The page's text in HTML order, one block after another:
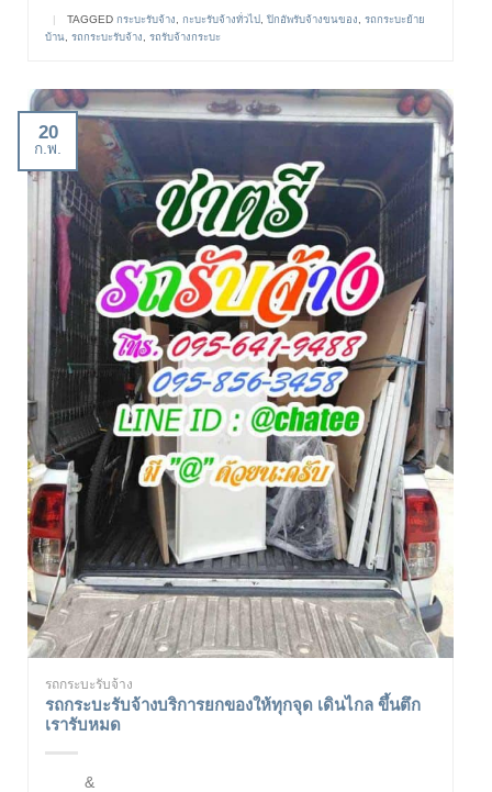
| TAGGED กระบะรับจ้าง, กะบะรับจ้างทั่วไป, ปิกอัพรับจ้างขนของ, รถกระบะย้าย
บ้าน, รถกระบะรับจ้าง, รถรับจ้างกระบะ
20
ก.พ.
รถกระบะรับจ้าง
รถกระบะรับจ้างบริการยกของให้ทุกจุด เดินไกล ขึ้นตึก
เรารับหมด
&